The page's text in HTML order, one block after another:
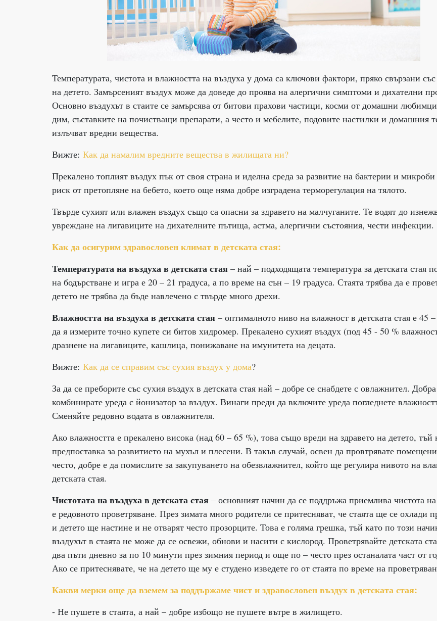
Температурата, чистота и влажността на въздуха у дома са ключови фактори, пряко свързани със
на детето. Замърсеният въздух може да доведе до проява на алергични симптоми и дихателни
Основно въздухът в стаите се замърсява от битови прахови частици, косми от домашни
дим, съставките на почистващи препарати, а често и мебелите, подовите настилки и домашния
излъчват вредни вещества.
Вижте: Как да намалим вредните вещества в жилищата ни?
Прекалено топлият въздух пък от своя страна и иделна среда за развитие на бактерии и
риск от претопляне на бебето, което още няма добре изградена терморегулация на тялото.
Твърде сухият или влажен въздух също са опасни за здравето на малчуганите. Те водят до
увреждане на лигавиците на дихателните пътища, астма, алергични състояния, чести инфекции.
Как да осигурим здравословен климат в детската стая:
Температурата на въздуха в детската стая– най – подходящата температура за детската стая
на бодърстване и игра е 20 – 21 градуса, а по време на сън – 19 градуса. Стаята трябва да е
детето не трябва да бъде навлечено с твърде много дрехи.
Влажността на въздуха в детската стая– оптималното ниво на влажност в детската стая е 45
да я измерите точно купете си битов хидромер. Прекалено сухият въздух (под 45 - 50 %
дразнене на лигавиците, кашлица, понижаване на имунитета на децата.
Вижте: Как да се справим със сухия въздух у дома?
За да се преборите със сухия въздух в детската стая най – добре се снабдете с овлажнител.
комбинирате уреда с йонизатор за въздух. Винаги преди да включите уреда погледнете
Сменяйте редовно водата в овлажнителя.
Ако влажността е прекалено висока (над 60 – 65 %), това също вреди на здравето на детето, тъй
предпоставка за развитието на мухъл и плесени. В такъв случай, освен да провтрявате
често, добре е да помислите за закупуването на обезвлажнител, който ще регулира нивото на
детската стая.
Чистотата на въздуха в детската стая– основният начин да се поддръжа приемлива чистота на
е редовното проветряване. През зимата много родители се притесняват, че стаята ще се охлади
и детето ще настине и не отварят често прозорците. Това е голяма грешка, тъй като по този
въздухът в стаята не може да се освежи, обнови и насити с кислород. Проветрявайте детската
два пъти дневно за по 10 минути през зимния период и още по – често през останалата част от
Ако се притеснявате, че на детето ще му е студено изведете го от стаята по време на
Какви мерки още да вземем за поддържаме чист и здравословен въздух в детската стая:
- Не пушете в стаята, а най – добре избощо не пушете вътре в жилището.